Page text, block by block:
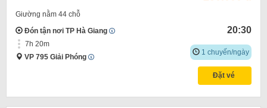
Giường nằm 44 chỗ
Đón tận nơi TP Hà Giang
7h 20m
VP 795 Giải Phóng
20:30
1 chuyến/ngày
Đặt vé